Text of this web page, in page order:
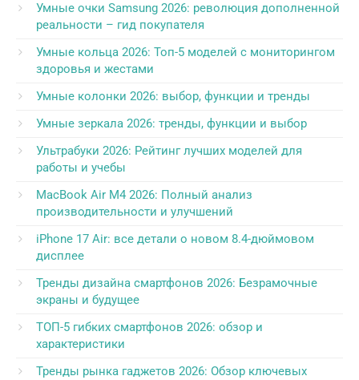
Умные очки Samsung 2026: революция дополненной
реальности – гид покупателя
Умные кольца 2026: Топ-5 моделей с мониторингом
здоровья и жестами
Умные колонки 2026: выбор, функции и тренды
Умные зеркала 2026: тренды, функции и выбор
Ультрабуки 2026: Рейтинг лучших моделей для
работы и учебы
MacBook Air M4 2026: Полный анализ
производительности и улучшений
iPhone 17 Air: все детали о новом 8.4-дюймовом
дисплее
Тренды дизайна смартфонов 2026: Безрамочные
экраны и будущее
ТОП-5 гибких смартфонов 2026: обзор и
характеристики
Тренды рынка гаджетов 2026: Обзор ключевых